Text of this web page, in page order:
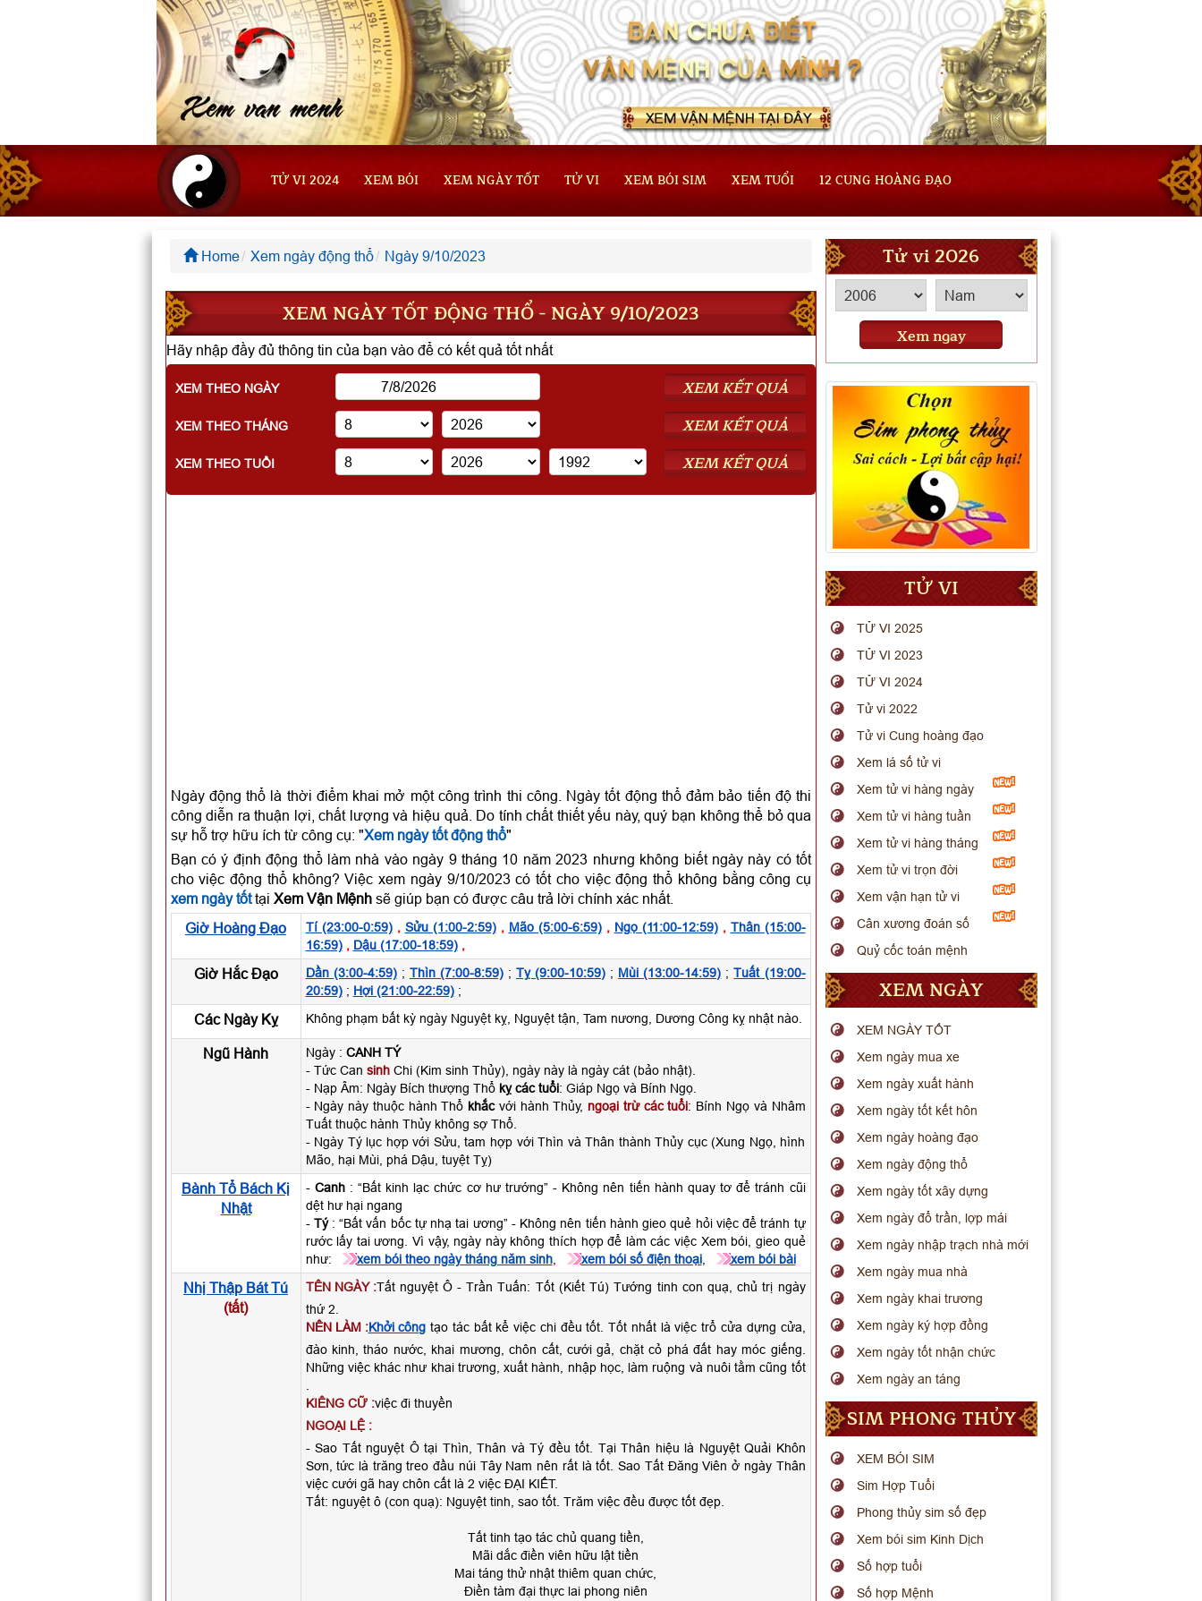
TỬ VI 2024 XEM BÓI XEM NGÀY TỐT TỬ VI XEM BÓI SIM XEM TUỔI 12 CUNG HOÀNG ĐẠO
Home Xem ngày động thổ Ngày 9/10/2023
XEM NGÀY TỐT ĐỘNG THỔ - NGÀY 9/10/2023
Hãy nhập đầy đủ thông tin của bạn vào để có kết quả tốt nhất
XEM THEO NGÀY XEM KẾT QUẢ
XEM THEO THÁNG XEM KẾT QUẢ
XEM THEO TUỔI XEM KẾT QUẢ
Ngày động thổ là thời điểm khai mở một công trình thi công. Ngày tốt động thổ đảm bảo tiến độ thi
công diễn ra thuận lợi, chất lượng và hiệu quả. Do tính chất thiết yếu này, quý bạn không thể bỏ qua
sự hỗ trợ hữu ích từ công cụ: "Xem ngày tốt động thổ"
Bạn có ý định động thổ làm nhà vào ngày 9 tháng 10 năm 2023 nhưng không biết ngày này có tốt
cho việc động thổ không? Việc xem ngày 9/10/2023 có tốt cho việc động thổ không bằng công cụ
xem ngày tốttại Xem Vận Mệnhsẽ giúp bạn có được câu trả lời chính xác nhất.
Giờ Hoàng Đạo
Tí (23:00-0:59), Sửu (1:00-2:59), Mão (5:00-6:59), Ngọ (11:00-12:59), Thân (15:00-
16:59), Dậu (17:00-18:59),
Giờ Hắc Đạo Dần (3:00-4:59); Thìn (7:00-8:59); Tỵ (9:00-10:59) ; Mùi (13:00-14:59) ;Tuất (19:00-
20:59); Hợi (21:00-22:59);
Các Ngày Kỵ Không phạm bất kỳ ngày Nguyệt kỵ, Nguyệt tận, Tam nương, Dương Công kỵ nhật nào.
Ngũ Hành Ngày : CANH TÝ
- Tức Can sinhChi (Kim sinh Thủy), ngày này là ngày cát (bảo nhật).
- Nạp Âm: Ngày Bích thượng Thổ kỵ các tuổi: Giáp Ngọ và Bính Ngọ.
- Ngày này thuộc hành Thổ khắcvới hành Thủy, ngoại trừ các tuổi: Bính Ngọ và Nhâm
Tuất thuộc hành Thủy không sợ Thổ.
- Ngày Tý lục hợp với Sửu, tam hợp với Thìn và Thân thành Thủy cục (Xung Ngọ, hình
Mão, hại Mùi, phá Dậu, tuyệt Tỵ)
Bành Tổ Bách Kị
Nhật
- Canh: “Bất kinh lạc chức cơ hư trướng” - Không nên tiến hành quay tơ để tránh cũi
dệt hư hại ngang
- Tý: “Bất vấn bốc tự nhạ tai ương” - Không nên tiến hành gieo quẻ hỏi việc để tránh tự
rước lấy tai ương. Vì vậy, ngày này không thích hợp để làm các việc Xem bói, gieo quẻ
như:
xem bói theo ngày tháng năm sinh, xem bói số điện thoại, xem bói bài
Nhị Thập Bát Tú
(tất)
TÊN NGÀY :Tất nguyệt Ô - Trần Tuấn: Tốt (Kiết Tú) Tướng tinh con quạ, chủ trị ngày
thứ 2.
NÊN LÀM :Khởi công tạo tác bất kể việc chi đều tốt. Tốt nhất là việc trổ cửa dựng cửa,
đào kinh, tháo nước, khai mương, chôn cất, cưới gả, chặt cỏ phá đất hay móc giếng.
Những việc khác như khai trương, xuất hành, nhập học, làm ruộng và nuôi tằm cũng tốt
KIÊNG CỮ :việc đi thuyền
NGOẠI LỆ :
- Sao Tất nguyệt Ô tại Thìn, Thân và Tý đều tốt. Tại Thân hiệu là Nguyệt Quải Khôn
Sơn, tức là trăng treo đầu núi Tây Nam nên rất là tốt. Sao Tất Đăng Viên ở ngày Thân
việc cưới gã hay chôn cất là 2 việc ĐẠI KIẾT.
Tất: nguyệt ô (con quạ): Nguyệt tinh, sao tốt. Trăm việc đều được tốt đẹp.
Tất tinh tạo tác chủ quang tiền,
Mãi dắc điền viên hữu lật tiền
Mai táng thử nhật thiêm quan chức,
Điền tàm đại thực lai phong niên
Tử vi 2026
Xem ngay
TỬ VI
TỬ VI 2025
TỬ VI 2023
TỬ VI 2024
Tử vi 2022
Tử vi Cung hoàng đạo
Xem lá số tử vi
Xem tử vi hàng ngày
Xem tử vi hàng tuần
Xem tử vi hàng tháng
Xem tử vi trọn đời
Xem vận hạn tử vi
Cân xương đoán số
Quỷ cốc toán mệnh
XEM NGÀY
XEM NGÀY TỐT
Xem ngày mua xe
Xem ngày xuất hành
Xem ngày tốt kết hôn
Xem ngày hoàng đạo
Xem ngày động thổ
Xem ngày tốt xây dựng
Xem ngày đổ trần, lợp mái
Xem ngày nhập trạch nhà mới
Xem ngày mua nhà
Xem ngày khai trương
Xem ngày ký hợp đồng
Xem ngày tốt nhận chức
Xem ngày an táng
SIM PHONG THỦY
XEM BÓI SIM
Sim Hợp Tuổi
Phong thủy sim số đẹp
Xem bói sim Kinh Dịch
Số hợp tuổi
Số hợp Mệnh